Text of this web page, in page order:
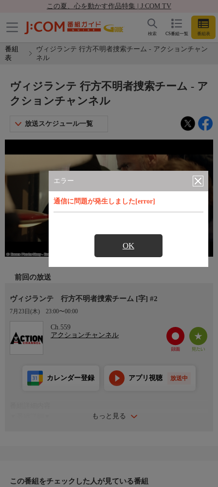
この夏、心を動かす作品特集 | J:COM TV
CS番組一覧 番組表
検索
番組
表
ヴィジランテ 行方不明者捜索チーム - アクションチャン
ネル
エラー
通信に問題が発生しました[error]
OK
ヴィジランテ 行方不明者捜索チーム - ア
クションチャンネル
放送スケジュール一覧
前回の放送
ヴィジランテ 行方不明者捜索チーム [字] #2
7月23日(木) 23:00〜00:00
Ch.559
アクションチャンネル
もっと見る
カレンダー登録 アプリ視聴 放送中
とともにステラの捜索を始める。一方、警察署では警部のフロラ
この番組をチェックした人が見ている番組